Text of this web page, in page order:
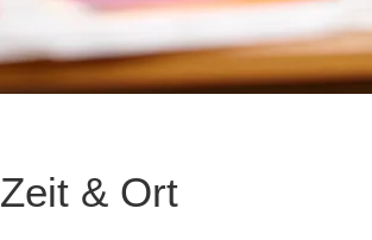
Zeit & Ort